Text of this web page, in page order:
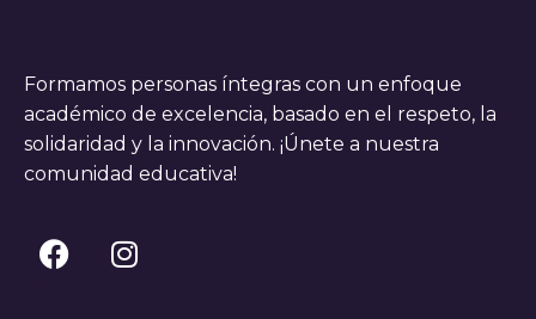
Formamos personas íntegras con un enfoque
académico de excelencia, basado en el respeto, la
solidaridad y la innovación. ¡Únete a nuestra
comunidad educativa!